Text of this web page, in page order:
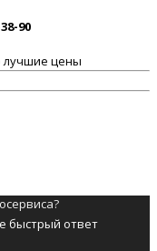
90
лучшие цены
быстрый ответ